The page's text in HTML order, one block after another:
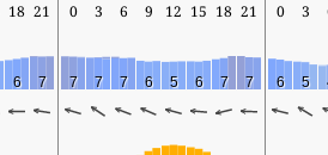
18 21 0 3 6 9 12 15 18 21 0 3
6 7 7 7 7 6 5 6 7 7 6 5